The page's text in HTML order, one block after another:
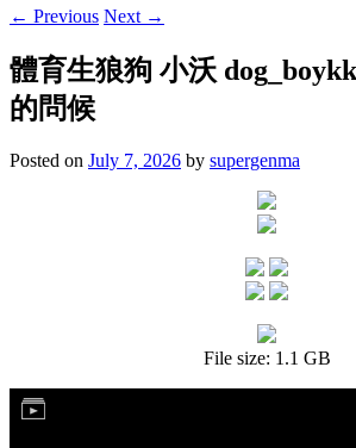
← Previous Next →
體育生狼狗 小沃
的問候
Posted on July 7, 2026 by supergenma
File size: 1.1 GB